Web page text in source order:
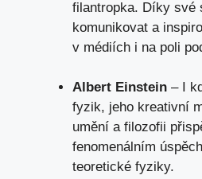
filantropka. Díky své⁤
komunikovat a
v médiích i na poli
Albert Einstein – I
fyzik, jeho kreativní​
umění a filozofii
fenomenálním
teoretické​ fyziky.